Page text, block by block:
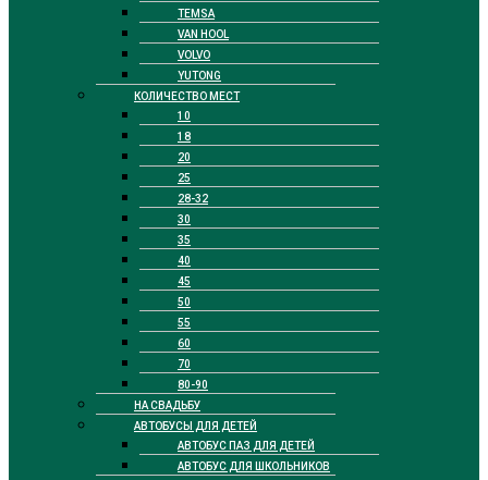
TEMSA
VAN HOOL
VOLVO
YUTONG
КОЛИЧЕСТВО МЕСТ
10
18
20
25
28-32
30
35
40
45
50
55
60
70
80-90
НА СВАДЬБУ
АВТОБУСЫ ДЛЯ ДЕТЕЙ
АВТОБУС ПАЗ ДЛЯ ДЕТЕЙ
АВТОБУС ДЛЯ ШКОЛЬНИКОВ